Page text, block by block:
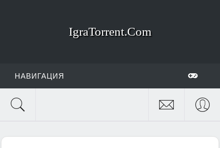
IgraTorrent.Com
НАВИГАЦИЯ